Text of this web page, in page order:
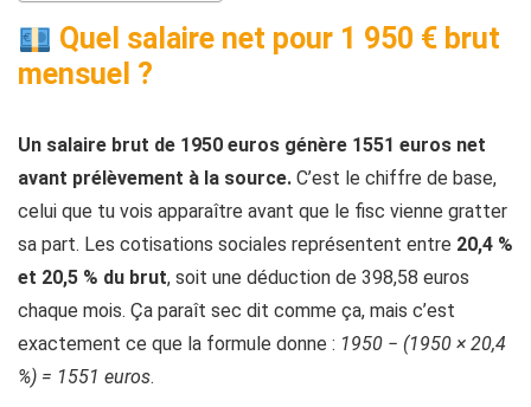
Quel salaire net pour 1 950 € brut
mensuel ?
Un salaire brut de 1950 euros génère 1551 euros net
avant prélèvement à la source. C’est le chiffre de base,
celui que tu vois apparaître avant que le fisc vienne gratter
sa part. Les cotisations sociales représentent entre 20,4 %
et 20,5 % du brut, soit une déduction de 398,58 euros
chaque mois. Ça paraît sec dit comme ça, mais c’est
exactement ce que la formule donne : 1950 − (1950 × 20,4
%) = 1551 euros.